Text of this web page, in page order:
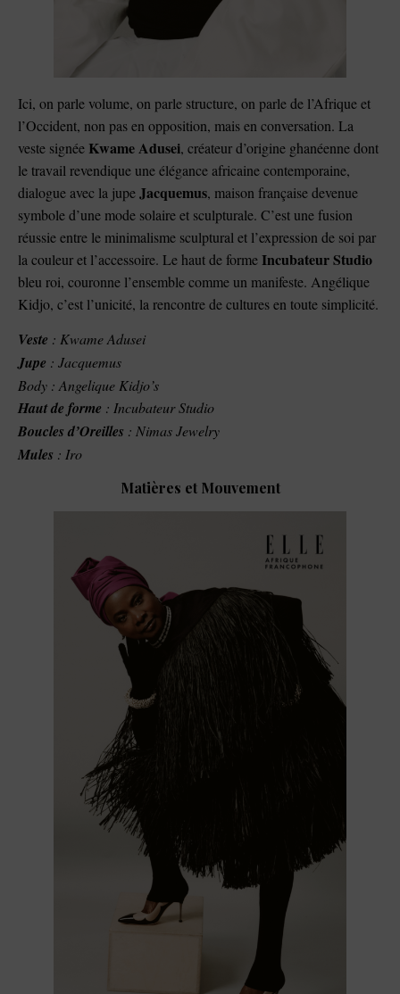
Ici, on parle volume, on parle structure, on parle de l’Afrique et
l’Occident, non pas en opposition, mais en conversation. La
veste signée Kwame Adusei, créateur d’origine ghanéenne dont
le travail revendique une élégance africaine contemporaine,
dialogue avec la jupeJacquemus, maison française devenue
symbole d’une mode solaire et sculpturale. C’est une fusion
réussie entre le minimalisme sculptural et l’expression de soi par
la couleur et l’accessoire. Le haut de formeIncubateur Studio
bleu roi, couronne l’ensemble comme un manifeste. Angélique
Kidjo, c’est l’unicité, la rencontre de cultures en toute simplicité.
Veste : Kwame Adusei
Jupe : Jacquemus
Body : Angelique Kidjo’s
Haut de forme : Incubateur Studio
Boucles d’Oreilles : Nimas Jewelry
Mules : Iro
Matières et Mouvement